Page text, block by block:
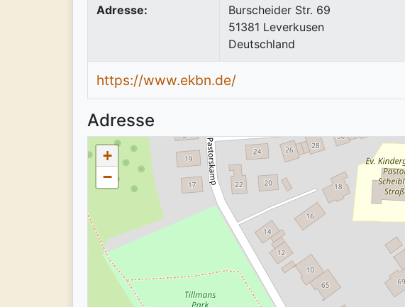
Adresse:
Burscheider Str. 69
51381 Leverkusen
Deutschland
https://www.ekbn.de/
Adresse
+
−